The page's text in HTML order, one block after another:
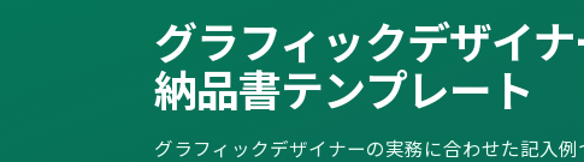
グラフィックデザイ
納品書テンプレート
グラフィックデザイナーの実務に合わせた記入